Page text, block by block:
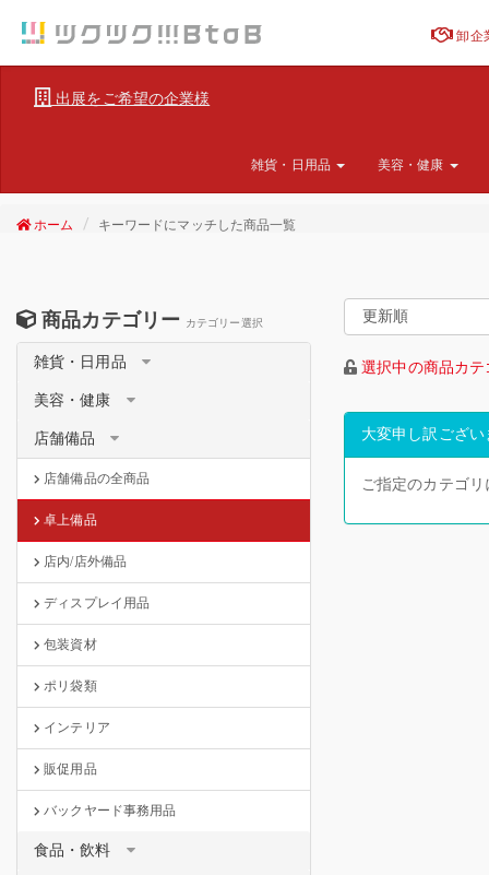
卸企
出展をご希望の企業様
雑貨・日用品 美容・健康
ホーム キーワードにマッチした商品一覧
商品カテゴリー カテゴリー選択
雑貨・日用品
美容・健康
店舗備品
店舗備品の全商品
卓上備品
店内/店外備品
ディスプレイ用品
包装資材
ポリ袋類
インテリア
販促用品
バックヤード事務用品
食品・飲料
選択中の商品カ
大変申し訳ござい
ご指定のカテゴ